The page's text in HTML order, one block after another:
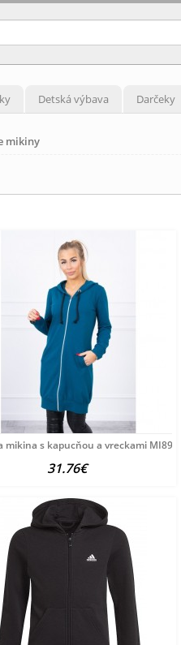
Detská výbava Darčeky
mikiny
mikina s kapucňou a vreckami
31.76€